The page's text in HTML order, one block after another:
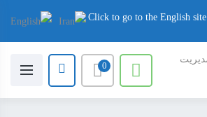
Click to go to the English site
0